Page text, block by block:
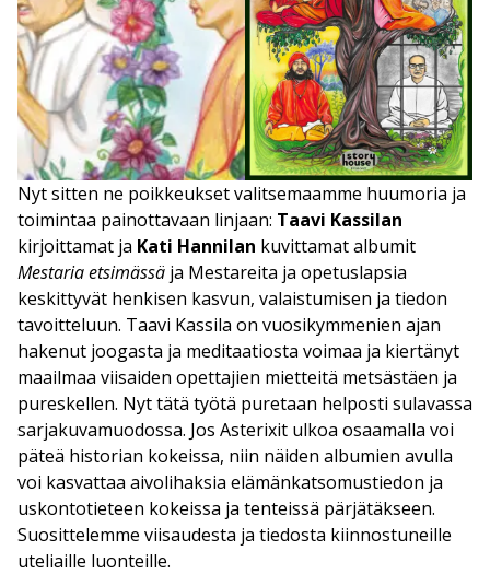
Nyt sitten ne poikkeukset valitsemaamme huumoria ja
toimintaa painottavaan linjaan: Taavi Kassilan
kirjoittamat ja Kati Hannilan kuvittamat albumit
Mestaria etsimässä ja Mestareita ja opetuslapsia
keskittyvät henkisen kasvun, valaistumisen ja tiedon
tavoitteluun. Taavi Kassila on vuosikymmenien ajan
hakenut joogasta ja meditaatiosta voimaa ja kiertänyt
maailmaa viisaiden opettajien mietteitä metsästäen ja
pureskellen. Nyt tätä työtä puretaan helposti sulavassa
sarjakuvamuodossa. Jos Asterixit ulkoa osaamalla voi
päteä historian kokeissa, niin näiden albumien avulla
voi kasvattaa aivolihaksia elämänkatsomustiedon ja
uskontotieteen kokeissa ja tenteissä pärjätäkseen.
Suosittelemme viisaudesta ja tiedosta kiinnostuneille
uteliaille luonteille.